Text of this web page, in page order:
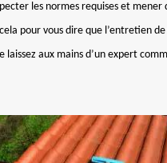
les normes requises et mener
pour vous dire que l’entretien
laissez aux mains d’un expert